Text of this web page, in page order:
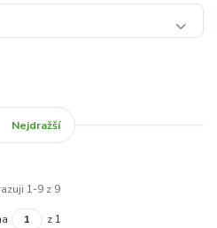
Nejdražší
1-9 z 9
z 1